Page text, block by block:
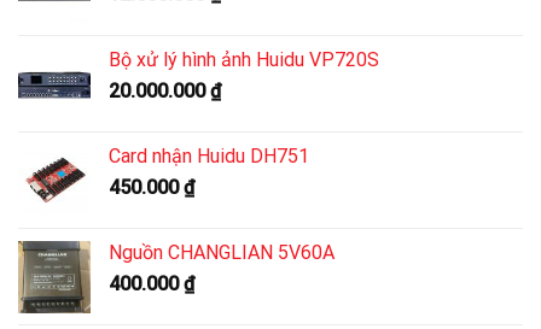
Bộ xử lý hình ảnh Huidu VP720S
20.000.000₫
Card nhận Huidu DH751
450.000₫
Nguồn CHANGLIAN 5V60A
400.000₫